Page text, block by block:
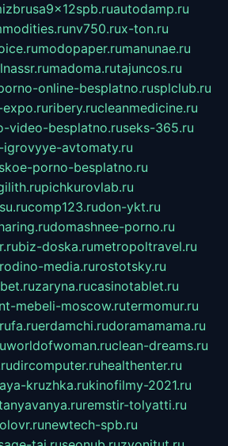
autodamp.ru
nv750.rux-ton.ru
modopaper.rumanunae.ru
madoma.rutajuncos.ru
online-besplatno.rusplclub.ru
ribery.rucleanmedicine.ru
video-besplatno.ruseks-365.ru
avtomaty.ru
porno-besplatno.ru
pichkurovlab.ru
comp123.rudon-ykt.ru
domashnee-porno.ru
biz-doska.rumetropoltravel.ru
media.rurostotsky.ru
zaryna.rucasinotablet.ru
mebeli-moscow.rutermomur.ru
erdamchi.rudoramamama.ru
worldofwoman.ruclean-dreams.ru
dircomputer.ruhealthenter.ru
kruzhka.rukinofilmy-2021.ru
remstir-tolyatti.ru
newtech-spb.ru